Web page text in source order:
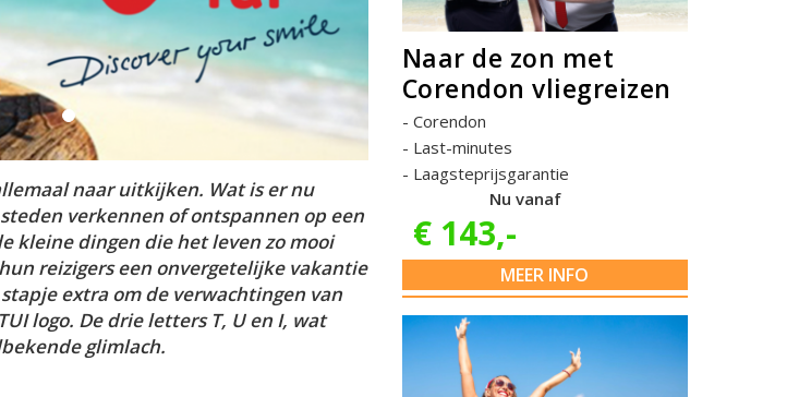
naar uitkijken. Wat is er nu
verkennen of ontspannen op een
kleine dingen die het leven zo mooi
reizigers een onvergetelijke vakantie
extra om de verwachtingen van
logo. De drie letters T, U en I, wat
glimlach.
Naar de zon met
Corendon vliegreizen
Corendon
Last-minutes
Laagsteprijsgarantie
Nu vanaf
€ 143,-
MEER INFO